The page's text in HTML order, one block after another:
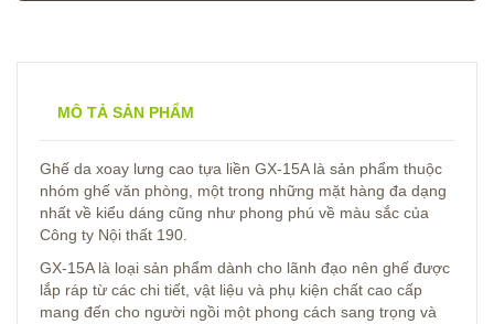
MÔ TẢ SẢN PHẨM
Ghế da xoay lưng cao tựa liền GX-15A là sản phẩm thuộc
nhóm ghế văn phòng, một trong những mặt hàng đa dạng
nhất về kiểu dáng cũng như phong phú về màu sắc của
Công ty Nội thất 190.
GX-15A là loại sản phẩm dành cho lãnh đạo nên ghế được
lắp ráp từ các chi tiết, vật liệu và phụ kiện chất cao cấp
mang đến cho người ngồi một phong cách sang trọng và